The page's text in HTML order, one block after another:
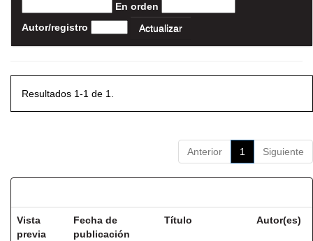
En orden
Autor/registro
Resultados 1-1 de 1.
Anterior 1 Siguiente
Vista
previa
Fecha de
publicación
Título Autor(es)